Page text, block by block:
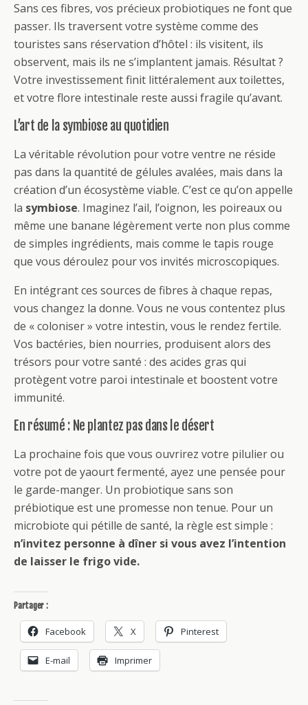
Sans ces fibres, vos précieux probiotiques ne font que
passer. Ils traversent votre système comme des
touristes sans réservation d’hôtel : ils visitent, ils
observent, mais ils ne s’implantent jamais. Résultat ?
Votre investissement finit littéralement aux toilettes,
et votre flore intestinale reste aussi fragile qu’avant.
L’art de la symbiose au quotidien
La véritable révolution pour votre ventre ne réside
pas dans la quantité de gélules avalées, mais dans la
création d’un écosystème viable. C’est ce qu’on appelle
la symbiose. Imaginez l’ail, l’oignon, les poireaux ou
même une banane légèrement verte non plus comme
de simples ingrédients, mais comme le tapis rouge
que vous déroulez pour vos invités microscopiques.
En intégrant ces sources de fibres à chaque repas,
vous changez la donne. Vous ne vous contentez plus
de « coloniser » votre intestin, vous le rendez fertile.
Vos bactéries, bien nourries, produisent alors des
trésors pour votre santé : des acides gras qui
protègent votre paroi intestinale et boostent votre
immunité.
En résumé : Ne plantez pas dans le désert
La prochaine fois que vous ouvrirez votre pilulier ou
votre pot de yaourt fermenté, ayez une pensée pour
le garde-manger. Un probiotique sans son
prébiotique est une promesse non tenue. Pour un
microbiote qui pétille de santé, la règle est simple :
n’invitez personne à dîner si vous avez l’intention
de laisser le frigo vide.
Partager :
Facebook X Pinterest
E-mail Imprimer